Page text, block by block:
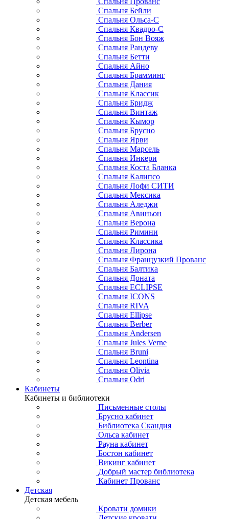
Спальня Бейли
Спальня Ольса-С
Спальня Квадро-С
Спальня Бон Вояж
Спальня Рандеву
Спальня Бетти
Спальня Айно
Спальня Брамминг
Спальня Дания
Спальня Классик
Спальня Бридж
Спальня Винтаж
Спальня Кымор
Спальня Брусно
Спальня Ярви
Спальня Марсель
Спальня Инкери
Спальня Коста Бланка
Спальня Калипсо
Спальня Лофи СИТИ
Спальня Мексика
Спальня Аледжи
Спальня Авиньон
Спальня Верона
Спальня Римини
Спальня Классика
Спальня Лирона
Спальня Французкий Прованс
Спальня Балтика
Спальня Доната
Спальня ECLIPSE
Спальня ICONS
Спальня RIVA
Спальня Ellipse
Спальня Berber
Спальня Andersen
Спальня Jules Verne
Спальня Bruni
Спальня Leontina
Спальня Olivia
Спальня Odri
Кабинеты
Кабинеты и библиотеки
Письменные столы
Брусно кабинет
Библиотека Скандия
Ольса кабинет
Рауна кабинет
Бостон кабинет
Викинг кабинет
Добрый мастер библиотека
Кабинет Прованс
Детская
Детская мебель
Кровати домики